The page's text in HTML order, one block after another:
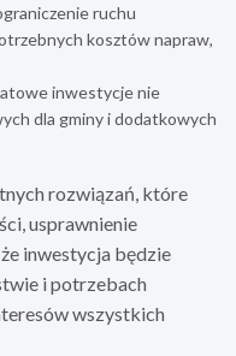
ruchu
kosztów napraw,
inwestycje nie
dla gminy i dodatkowych
rozwiązań, które
usprawnienie
inwestycja będzie
i potrzebach
wszystkich